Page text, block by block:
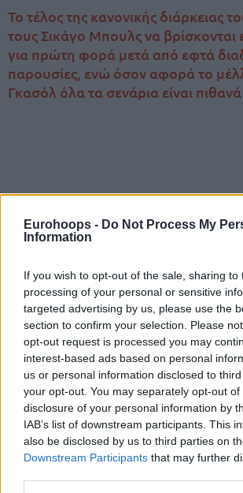
Eurohoops - Do Not Process My
Information
If you wish to opt-out of the sale, sharing to
processing of your personal or sensitive
targeted advertising by us, please use the
section to confirm your selection. Please
opt-out request is processed you may
interest-based ads based on personal
us or personal information disclosed to
your opt-out. You may separately opt-out
disclosure of your personal information by
IAB’s list of downstream participants. This
also be disclosed by us to third parties on
Downstream Participants that may further
Το τέλος της κανονικής διάρκειας
τους Σικάγο Μπουλς να
για πρώτη φορά μετά από εφτά
παρουσίες, ενώ όσον αφορά το
Γκασόλ όλα τα σενάρια είναι